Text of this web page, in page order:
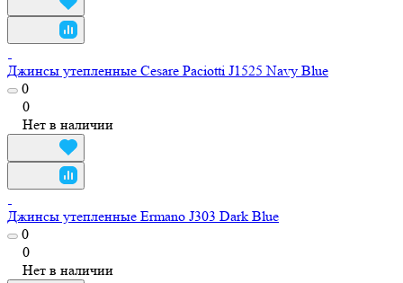
Джинсы утепленные Cesare Paciotti J1525 Navy Blue
0
0
Нет в наличии
Джинсы утепленные Ermano J303 Dark Blue
0
0
Нет в наличии